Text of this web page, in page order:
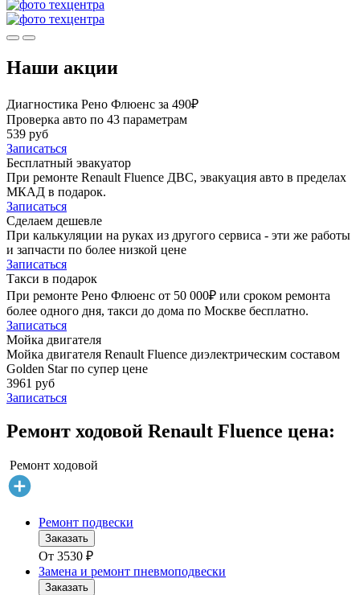
Наши акции
Диагностика Рено Флюенс за 490₽
Проверка авто по 43 параметрам
539 руб
Записаться
Бесплатный эвакуатор
При ремонте Renault Fluence ДВС, эвакуация авто в пределах
МКАД в подарок.
Записаться
Сделаем дешевле
При калькуляции на руках из другого сервиса - эти же работы
и запчасти по более низкой цене
Записаться
Такси в подарок
При ремонте Рено Флюенс от 50 000₽ или сроком ремонта
более одного дня, такси до дома по Москве бесплатно.
Записаться
Мойка двигателя
Мойка двигателя Renault Fluence диэлектрическим составом
Golden Star по супер цене
3961 руб
Записаться
Ремонт ходовой Renault Fluence цена:
Ремонт ходовой
Ремонт подвески
Заказать
От 3530 ₽
Замена и ремонт пневмоподвески
Заказать